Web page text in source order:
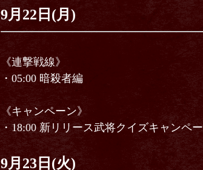
9月22 日(月)
《連撃戦線》
・05:00 暗殺者編
《キャンペーン》
・18:00 新リリース武将クイズキャンペ
9月23日(火)